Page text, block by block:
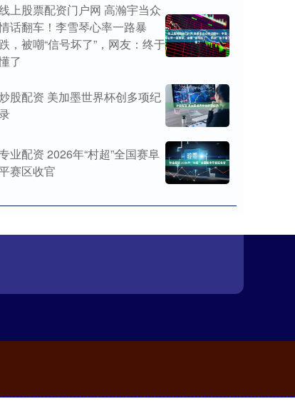
上股票配资门户网 高瀚宇当众
话翻车！李雪琴心率一路暴
跌，被嘲“信号坏了”，网友：终于
了
股配资 美加墨世界杯创多项纪
业配资 2026年“村超”全国赛阜
赛区收官